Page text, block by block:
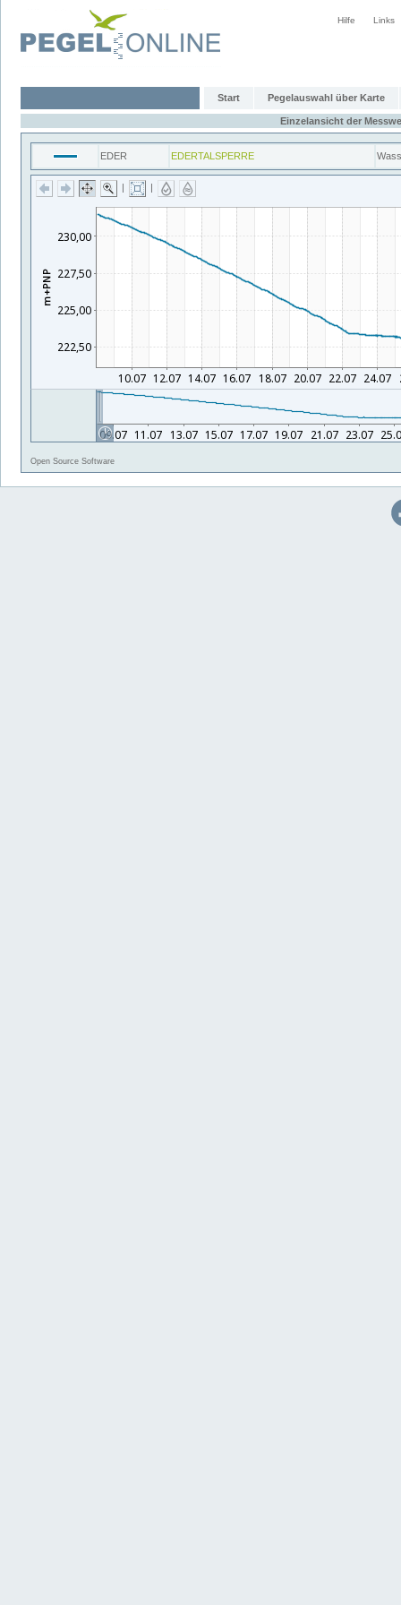
Hilfe Links
Start Pegelauswahl über Karte
Einzelansicht der
EDER EDERTALSPERRE
| |
Open Source Software